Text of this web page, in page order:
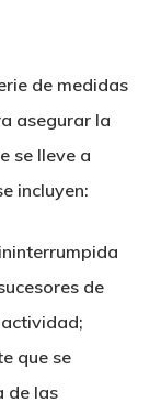
de medidas
asegurar la
se lleve a
incluyen:
de
que se
de las